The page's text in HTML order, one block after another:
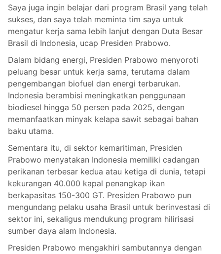
Saya juga ingin belajar dari program Brasil yang telah
sukses, dan saya telah meminta tim saya untuk
mengatur kerja sama lebih lanjut dengan Duta Besar
Brasil di Indonesia, ucap Presiden Prabowo.
Dalam bidang energi, Presiden Prabowo menyoroti
peluang besar untuk kerja sama, terutama dalam
pengembangan biofuel dan energi terbarukan.
Indonesia berambisi meningkatkan penggunaan
biodiesel hingga 50 persen pada 2025, dengan
memanfaatkan minyak kelapa sawit sebagai bahan
baku utama.
Sementara itu, di sektor kemaritiman, Presiden
Prabowo menyatakan Indonesia memiliki cadangan
perikanan terbesar kedua atau ketiga di dunia, tetapi
kekurangan 40.000 kapal penangkap ikan
berkapasitas 150-300 GT. Presiden Prabowo pun
mengundang pelaku usaha Brasil untuk berinvestasi di
sektor ini, sekaligus mendukung program hilirisasi
sumber daya alam Indonesia.
Presiden Prabowo mengakhiri sambutannya dengan